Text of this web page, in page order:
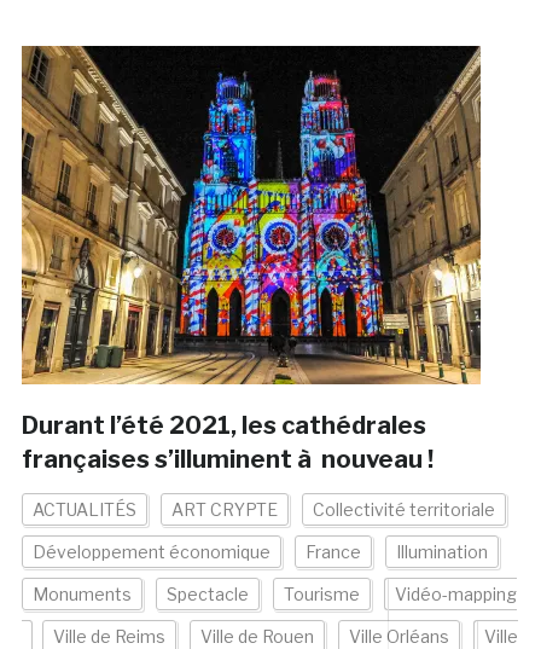
Durant l’été 2021, les cathédrales
françaises s’illuminent à nouveau !
ACTUALITÉS ART CRYPTE Collectivité territoriale
Développement économique France Illumination
Monuments Spectacle Tourisme Vidéo-mapping
Ville de Reims Ville de Rouen Ville Orléans Ville